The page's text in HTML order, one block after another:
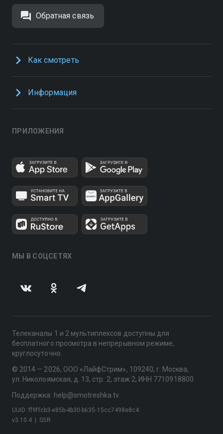
Обратная связь
Как смотреть
Информация
ПРИЛОЖЕНИЯ
МЫ В СОЦСЕТЯХ
Телеканалы 1 и 2 мультиплексов доступны для
бесплатного просмотра в непрерывном режиме,
круглосуточно.
© 2014 — 2026, ООО «ЛайфСтрим», 109240, г. Москва,
ул. Николоямская, д. 13, стр. 2, этаж 2, ИНН 7710918800
Поддержка: help@smotreshka.tv
v3.10.4 SSR
UUID: ff9ffcb3-e85b-4b30-b635-15cc7498e8c4